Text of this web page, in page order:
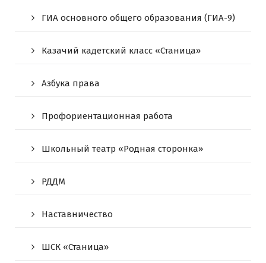
ГИА основного общего образования (ГИА-9)
Казачий кадетский класс «Станица»
Азбука права
Профориентационная работа
Школьный театр «Родная сторонка»
РДДМ
Наставничество
ШСК «Станица»